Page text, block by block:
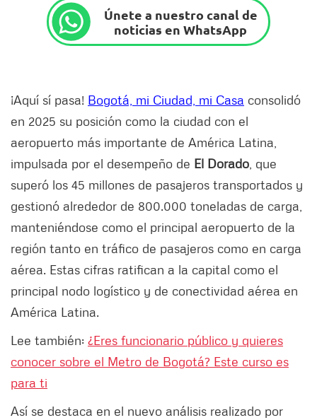
Únete a nuestro canal de
noticias en WhatsApp
¡Aquí sí pasa! Bogotá, mi Ciudad, mi Casa consolidó
en 2025 su posición como la ciudad con el
aeropuerto más importante de América Latina,
impulsada por el desempeño de El Dorado , que
superó los 45 millones de pasajeros transportados y
gestionó alrededor de 800.000 toneladas de carga,
manteniéndose como el principal aeropuerto de la
región tanto en tráfico de pasajeros como en carga
aérea. Estas cifras ratifican a la capital como el
principal nodo logístico y de conectividad aérea en
América Latina.
Lee también: ¿Eres funcionario público y quieres
conocer sobre el Metro de Bogotá? Este curso es
para ti
Así se destaca en el nuevo análisis realizado por